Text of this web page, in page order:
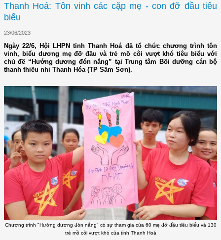
Thanh Hoá: Tôn vinh các cặp mẹ - con đỡ đầu tiêu
biểu
23/06/2023
Ngày 22/6, Hội LHPN tỉnh Thanh Hoá đã tổ chức chương trình tôn
vinh, biểu dương mẹ đỡ đầu và trẻ mồ côi vượt khó tiêu biểu với
chủ đề “Hướng dương đón nắng” tại Trung tâm Bồi dưỡng cán bộ
thanh thiếu nhi Thanh Hóa (TP Sầm Sơn).
Chương trình "Hướng dương đón nắng" có sự tham gia của 60 mẹ đỡ đầu tiêu biểu và 130
trẻ mồ côi vượt khó của tỉnh Thanh Hoá